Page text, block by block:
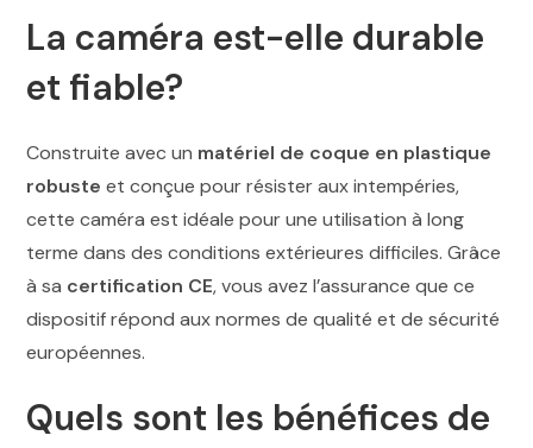
La caméra est-elle durable
et fiable?
Construite avec un matériel de coque en plastique
robuste et conçue pour résister aux intempéries,
cette caméra est idéale pour une utilisation à long
terme dans des conditions extérieures difficiles. Grâce
à sa certification CE, vous avez l’assurance que ce
dispositif répond aux normes de qualité et de sécurité
européennes.
Quels sont les bénéfices de